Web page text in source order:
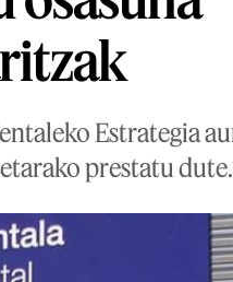
Estrategia
prestatu dute.